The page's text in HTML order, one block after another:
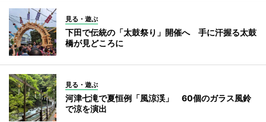
見る・遊ぶ
下田で伝統の「太鼓祭り」開催へ 手に汗握る太鼓
橋が見どころに
見る・遊ぶ
河津七滝で夏恒例「風涼渓」 60個のガラス風鈴
で涼を演出